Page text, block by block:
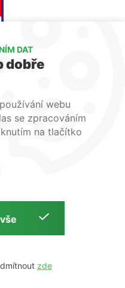
by
DAT
dobře
webu
se zpracováním
na tlačítko